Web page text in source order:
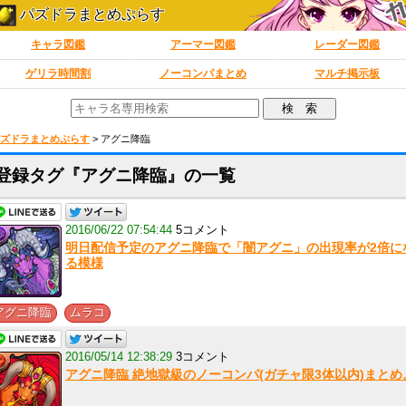
パズドラまとめぷらす
キャラ図鑑 アーマー図鑑 レーダー図鑑
ゲリラ時間割 ノーコンパまとめ マルチ掲示板
ドラまとめぷらす > アグニ降臨
録タグ『アグニ降臨』の一覧
2016/06/22 07:54:44 5コメント
明日配信予定のアグニ降臨で「闇アグニ」の出現率が2倍に
る模様
グニ降臨 ムラコ
2016/05/14 12:38:29 3コメント
アグニ降臨 絶地獄級のノーコンパ(ガチャ限3体以内)まとめ